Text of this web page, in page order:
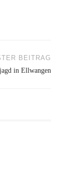
BEITRAG
in Ellwangen